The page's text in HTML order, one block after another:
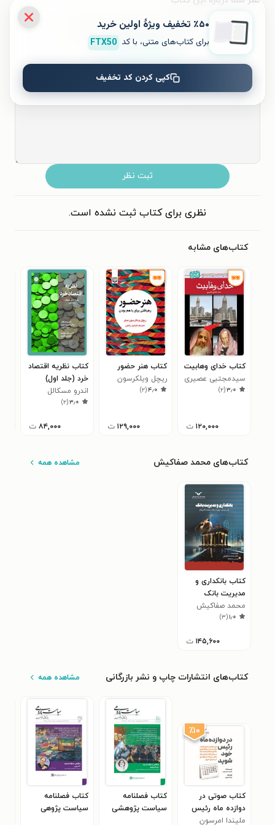
به این کتاب چه امتیازی می‌دهید؟
ثبت نظر
نظری برای کتاب ثبت نشده است.
کتاب‌های مشابه
کتاب خدای وهابیت
سیدمجتبی عصیری
۳٫۰(۲)
۱۲۰,۰۰۰ ت
کتاب هنر حضور
ریچل ویلکرسون
میلر۴٫۰(۲)
۱۲۹,۰۰۰ ت
کتاب نظریه اقتصاد
خرد (جلد اول)
اندرو مسکالل
۳٫۰(۲)
۸۴,۰۰۰ ت
کتاب‌های محمد صفاکیش مشاهده همه
کتاب بانکداری و
مدیریت بانک
محمد صفاکیش
۱٫۰(۳)
۱۴۵,۶۰۰ ت
کتاب‌های انتشارات چاپ و نشر بازرگانی مشاهده همه
٪۱۰
کتاب صوتی در
دوازده ماه رئیس
خود شوید
ملیندا امرسون
کتاب فصلنامه
سیاست پژوهشی
کتاب فصلنامه
سیاست پژوهی
٪۵۰ تخفیف ویژۀ اولین خرید
برای کتاب‌های متنی، با کد FTX50
کپی کردن کد تخفیف